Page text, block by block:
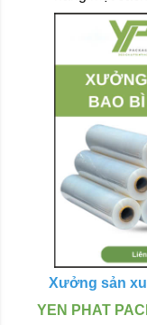
Xưởng sản
YEN PHAT